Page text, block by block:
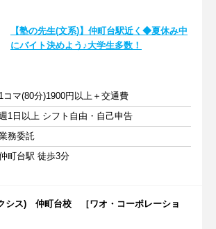
【塾の先生(文系)】仲町台駅近く◆夏休み中
にバイト決めよう♪大学生多数！
1コマ(80分)1900円以上＋交通費
1日以上 シフト自由・自己申告
務委託
町台駅 徒歩3分
シス) 仲町台校 ［ワオ・コーポレーショ